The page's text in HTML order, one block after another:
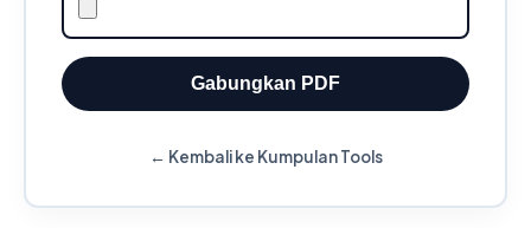
Gabungkan PDF
← Kembali ke Kumpulan Tools